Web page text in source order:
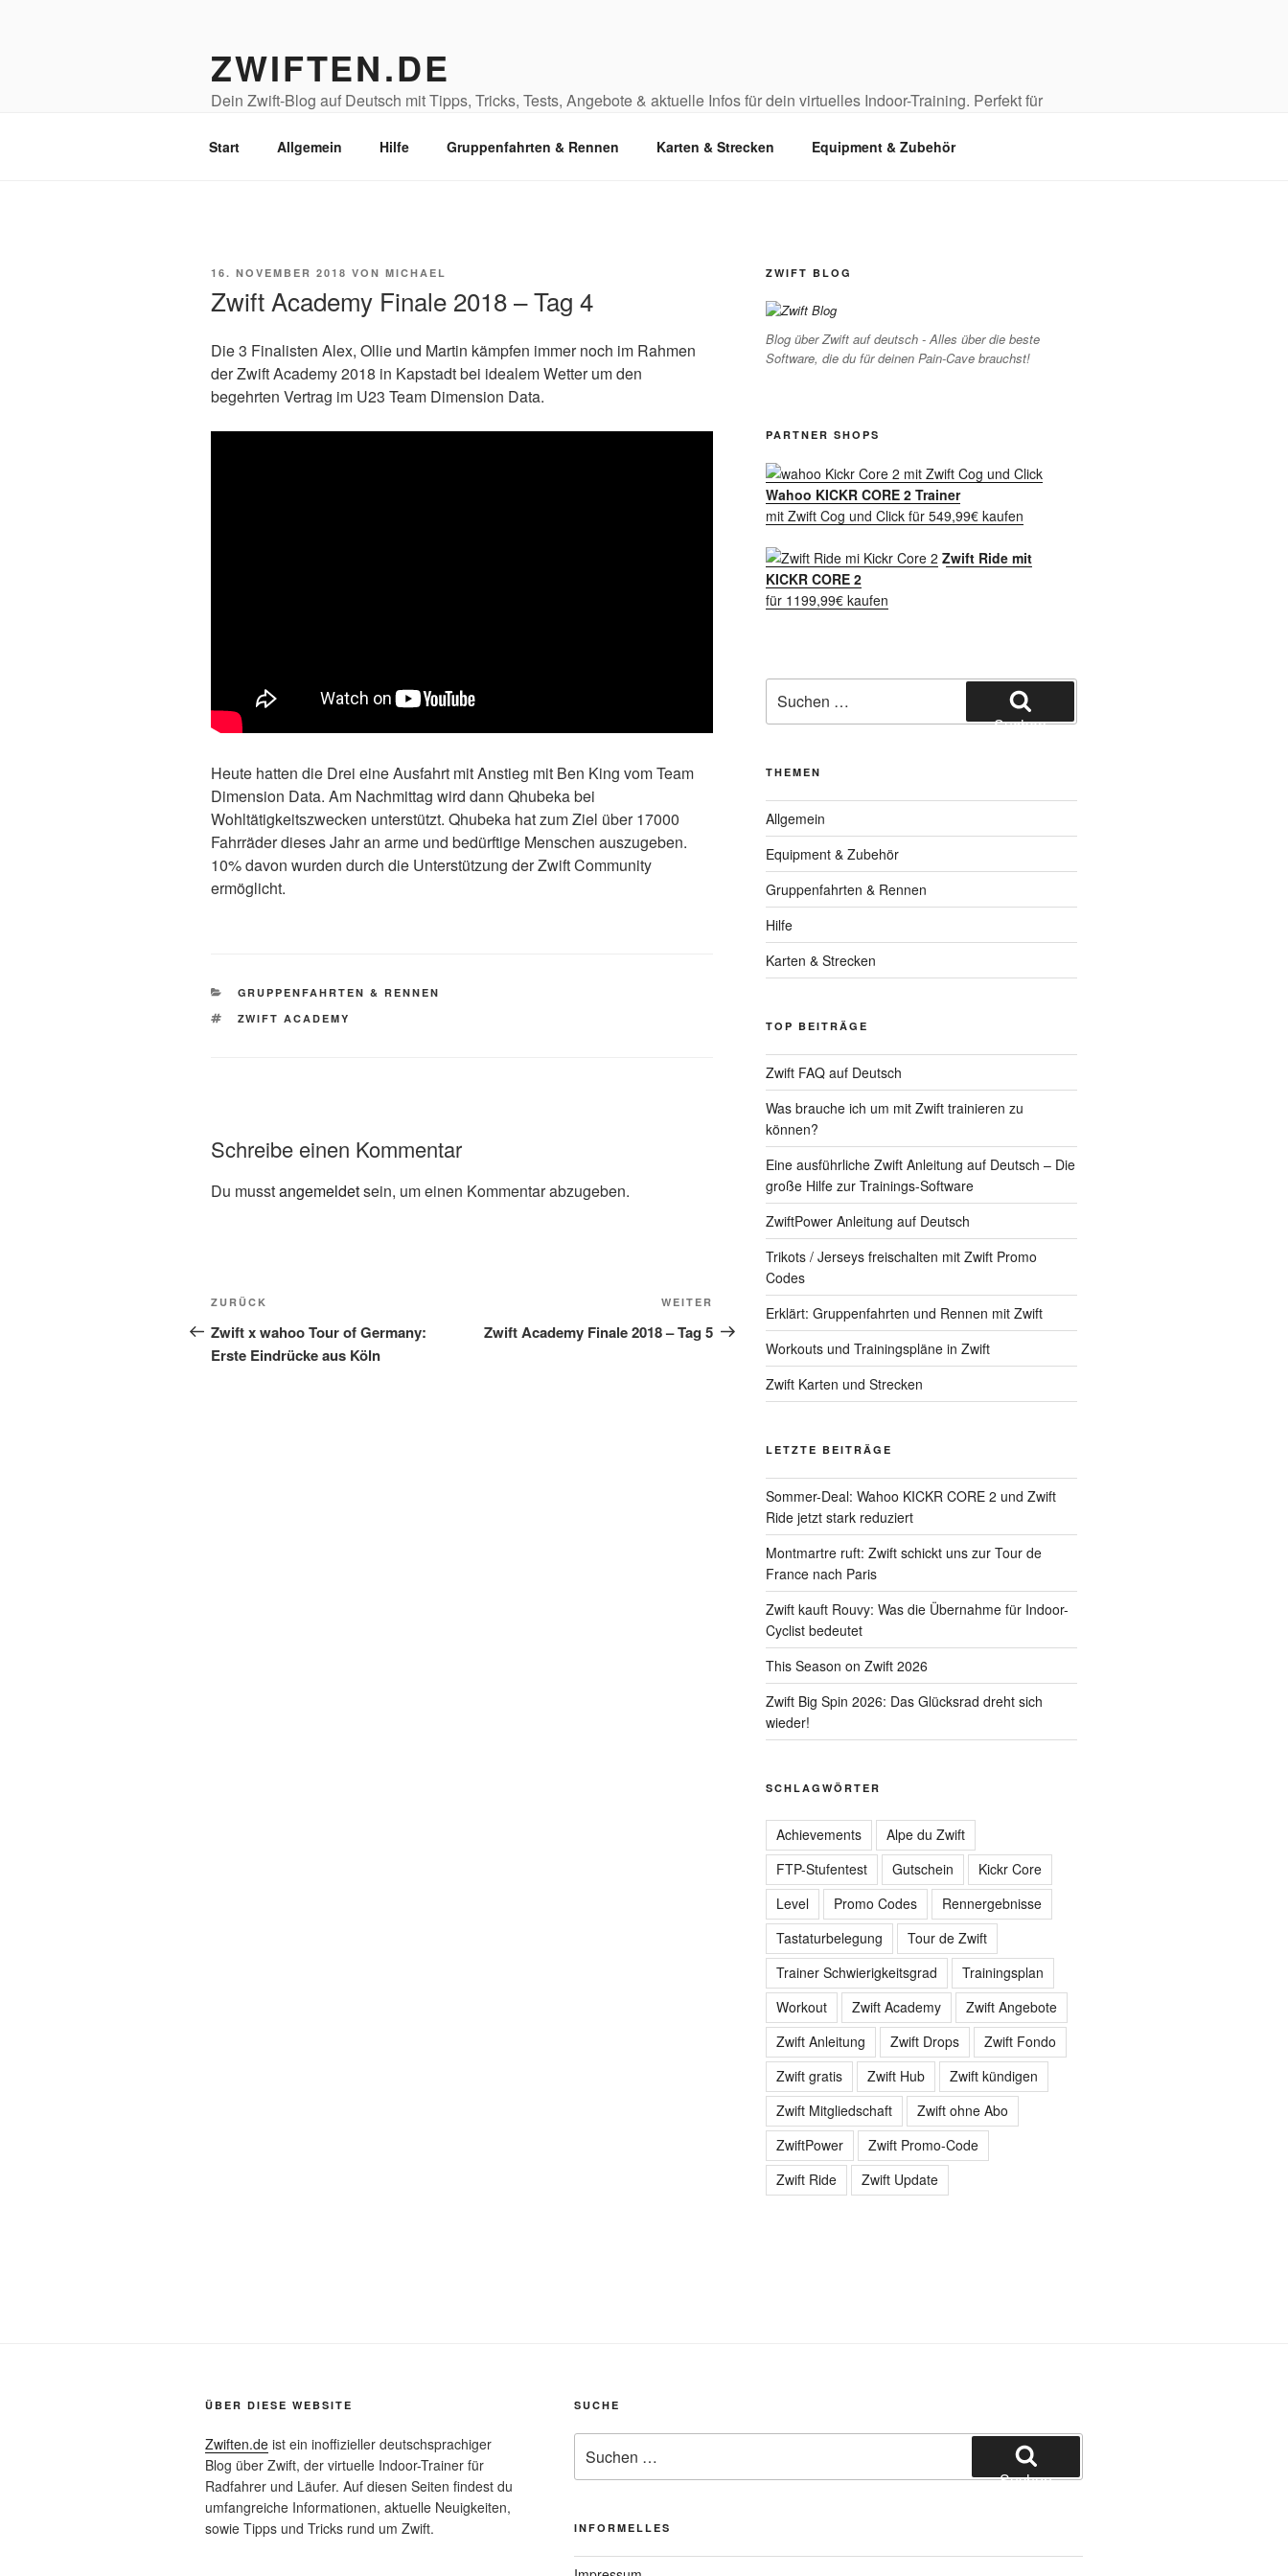
ZWIFTEN.DE
Dein Zwift-Blog auf Deutsch mit Tipps, Tricks, Tests, Angebote & aktuelle Infos für dein virtuelles Indoor-Training. Perfekt für
Start Allgemein Hilfe Gruppenfahrten & Rennen Karten & Strecken Equipment & Zubehör
VERÖFFENTLICHT
16. NOVEMBER 2018 VON MICHAEL
Zwift Academy Finale 2018 – Tag 4
Die 3 Finalisten Alex, Ollie und Martin kämpfen immer noch im Rahmen
der Zwift Academy 2018 in Kapstadt bei idealem Wetter um den
begehrten Vertrag im U23 Team Dimension Data.
Heute hatten die Drei eine Ausfahrt mit Anstieg mit Ben King vom Team
Dimension Data. Am Nachmittag wird dann Qhubeka bei
Wohltätigkeitszwecken unterstützt. Qhubeka hat zum Ziel über 17000
Fahrräder dieses Jahr an arme und bedürftige Menschen auszugeben.
10% davon wurden durch die Unterstützung der Zwift Community
ermöglicht.
KATEGORIEN
GRUPPENFAHRTEN & RENNEN
SCHLAGWÖRTER
ZWIFT ACADEMY
Schreibe einen Kommentar
Du musstangemeldetsein, um einen Kommentar abzugeben.
Beitragsnavigation
Vorheriger
Beitrag
ZURÜCK
Zwift x wahoo Tour of Germany:
Erste Eindrücke aus Köln
Nächster
Beitrag
WEITER
Zwift Academy Finale 2018 – Tag 5
ZWIFT BLOG
Blog über Zwift auf deutsch - Alles über die beste
Software, die du für deinen Pain-Cave brauchst!
PARTNER SHOPS
Wahoo KICKR CORE 2 Trainer
mit Zwift Cog und Click für 549,99€ kaufen
Zwift Ride mit
KICKR CORE 2
für 1199,99€ kaufen
nach:
Suchen
THEMEN
Allgemein
Equipment & Zubehör
Gruppenfahrten & Rennen
Hilfe
Karten & Strecken
TOP BEITRÄGE
Zwift FAQ auf Deutsch
Was brauche ich um mit Zwift trainieren zu
können?
Eine ausführliche Zwift Anleitung auf Deutsch – Die
große Hilfe zur Trainings-Software
ZwiftPower Anleitung auf Deutsch
Trikots / Jerseys freischalten mit Zwift Promo
Codes
Erklärt: Gruppenfahrten und Rennen mit Zwift
Workouts und Trainingspläne in Zwift
Zwift Karten und Strecken
LETZTE BEITRÄGE
Sommer-Deal: Wahoo KICKR CORE 2 und Zwift
Ride jetzt stark reduziert
Montmartre ruft: Zwift schickt uns zur Tour de
France nach Paris
Zwift kauft Rouvy: Was die Übernahme für Indoor-
Cyclist bedeutet
This Season on Zwift 2026
Zwift Big Spin 2026: Das Glücksrad dreht sich
wieder!
SCHLAGWÖRTER
Achievements
Alpe du Zwift
FTP-Stufentest
Gutschein
Kickr Core
Level
Promo Codes
Rennergebnisse
Tastaturbelegung
Tour de Zwift
Trainer Schwierigkeitsgrad
Trainingsplan
Workout
Zwift Academy
Zwift Angebote
Zwift Anleitung
Zwift Drops
Zwift Fondo
Zwift gratis
Zwift Hub
Zwift kündigen
Zwift Mitgliedschaft
Zwift ohne Abo
ZwiftPower
Zwift Promo-Code
Zwift Ride
Zwift Update
ÜBER DIESE WEBSITE
Zwiften.de ist ein inoffizieller deutschsprachiger
Blog über Zwift, der virtuelle Indoor-Trainer für
Radfahrer und Läufer. Auf diesen Seiten findest du
umfangreiche Informationen, aktuelle Neuigkeiten,
sowie Tipps und Tricks rund um Zwift.
SUCHE
nach:
Suchen
INFORMELLES